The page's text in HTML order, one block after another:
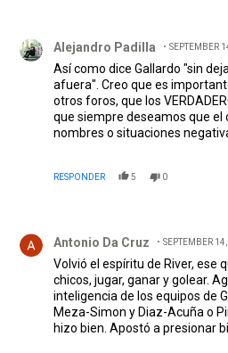
Alejandro Padilla SEPTEMBER
Así como dice Gallardo "sin
afuera". Creo que es
otros foros, que los
que siempre deseamos que el
nombres o situaciones
por los comentarios de los
política. NO NOS DEJEMOS
NEGATIVOS DE LOS
RESPONDER 5 0
Antonio Da Cruz SEPTEMBER
Volvió el espíritu de River, ese
chicos, jugar, ganar y golear.
inteligencia de los equipos de
Meza-Simon y Diaz-Acuña o
hizo bien. Apostó a presionar
segunda pelota. Fueron 10'